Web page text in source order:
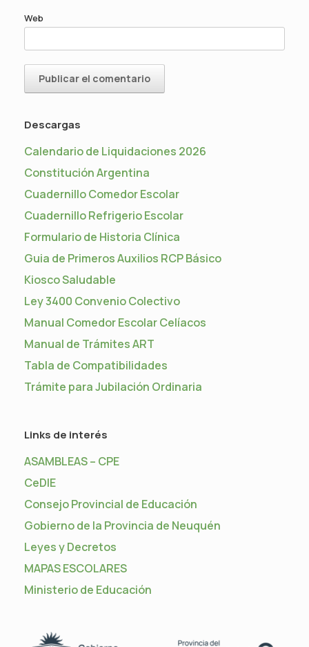
Web
Descargas
Calendario de Liquidaciones 2026
Constitución Argentina
Cuadernillo Comedor Escolar
Cuadernillo Refrigerio Escolar
Formulario de Historia Clínica
Guia de Primeros Auxilios RCP Básico
Kiosco Saludable
Ley 3400 Convenio Colectivo
Manual Comedor Escolar Celíacos
Manual de Trámites ART
Tabla de Compatibilidades
Trámite para Jubilación Ordinaria
Links de interés
ASAMBLEAS – CPE
CeDIE
Consejo Provincial de Educación
Gobierno de la Provincia de Neuquén
Leyes y Decretos
MAPAS ESCOLARES
Ministerio de Educación